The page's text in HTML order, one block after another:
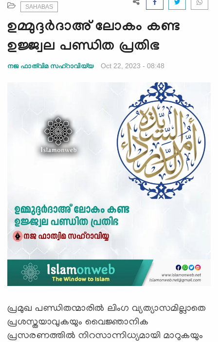
a
v
i
a
SAHABAS
ഉമ്മുദ്ദർദാഅ് ലോകം കണ്ട
ഉജ്ജ്വല പണ്ഡിത പ്രതിഭ
നജ ഫാത്വിമ സഹ്റാവിയ്യ Oct 22, 2023 - 08:48
പ്രമുഖ പണ്ഡിതന്മാരിൽ ലിംഗ വ്യത്യാസമില്ലാതെ
പ്രശസ്തയാവുകയും വൈജ്ഞാനിക
പ്രസരണത്തിൽ നിറസാന്നിധ്യമായി മാറുകയും